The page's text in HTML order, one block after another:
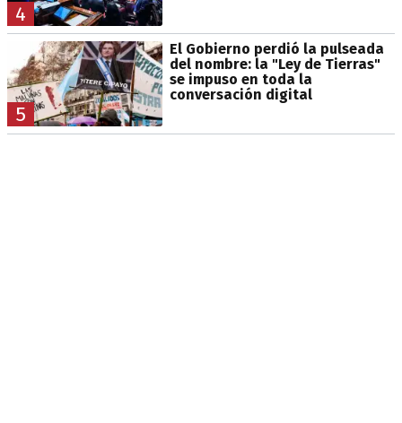
4
5
El Gobierno perdió la pulseada
del nombre: la "Ley de Tierras"
se impuso en toda la
conversación digital